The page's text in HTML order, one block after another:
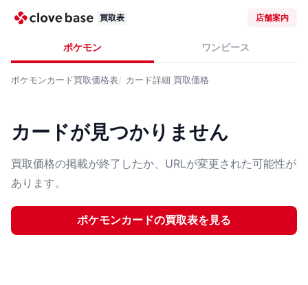
買取表 店舗案内
ポケモン ワンピース
ポケモンカード買取価格表 カード詳細 買取価格
カードが見つかりません
買取価格の掲載が終了したか、URLが変更された可能性が
あります。
ポケモンカードの買取表を見る